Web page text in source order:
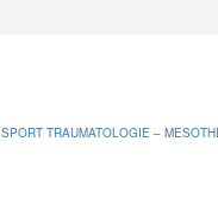
SPORT TRAUMATOLOGIE –